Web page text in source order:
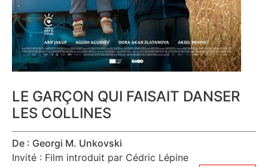
LE GARÇON QUI FAISAIT DANSER
LES COLLINES
De : Georgi M. Unkovski
Invité : Film introduit par Cédric Lépine